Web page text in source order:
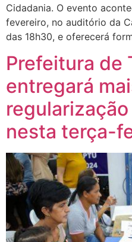
Cidadania. O evento
fevereiro, no auditório da
das 18h30, e oferecerá
Prefeitura de
entregará
nesta terça-